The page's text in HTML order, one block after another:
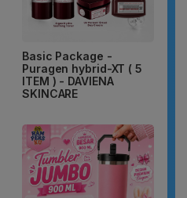
Basic Package -
Puragen hybrid-XT ( 5
ITEM ) - DAVIENA
SKINCARE